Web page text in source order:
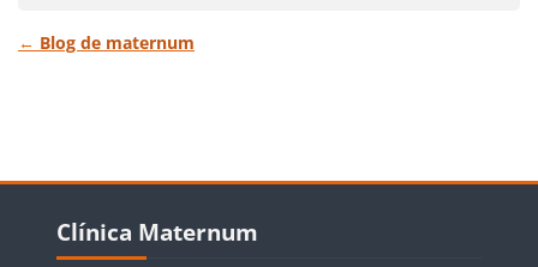
← Return to
Blog de maternum
Bloques
Clínica Maternum